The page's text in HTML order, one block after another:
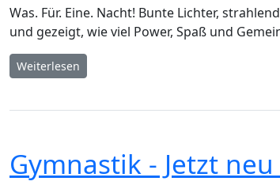
Was. Für. Eine. Nacht! Bunte Lichter,
und gezeigt, wie viel Power, Spaß und
Weiterlesen
Gymnastik - Jetzt